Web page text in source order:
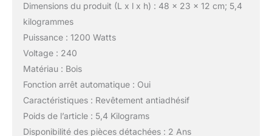
Dimensions du produit (L x l x h) : 48 x 23 x 12 cm; 5,4
kilogrammes
Puissance : 1200 Watts
Voltage : 240
Matériau : Bois
Fonction arrêt automatique : Oui
Caractéristiques : Revêtement antiadhésif
Poids de l’article : 5,4 Kilograms
Disponibilité des pièces détachées : 2 Ans